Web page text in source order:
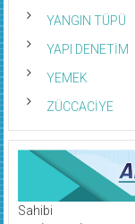
YANGIN TÜPÜ
YAPI DENETİM
YEMEK
ZÜCCACİYE
Sahibi